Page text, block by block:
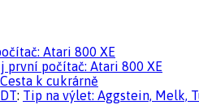
Atari 800 XE
první počítač: Atari 800 XE
Cesta k cukrárně
: Tip na výlet: Aggstein, Melk,